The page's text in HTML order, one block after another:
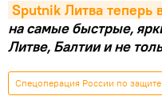
Sputnik Литва теперь
на самые быстрые,
Литве, Балтии и не
Спецоперация России по